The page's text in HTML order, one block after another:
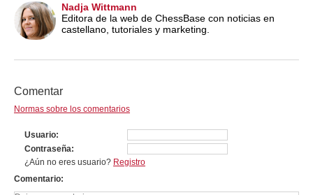
Nadja Wittmann
Editora de la web de ChessBase con noticias en
castellano, tutoriales y marketing.
Comentar
Normas sobre los comentarios
Usuario
Contraseña
¿Aún no eres usuario? Registro
Comentario